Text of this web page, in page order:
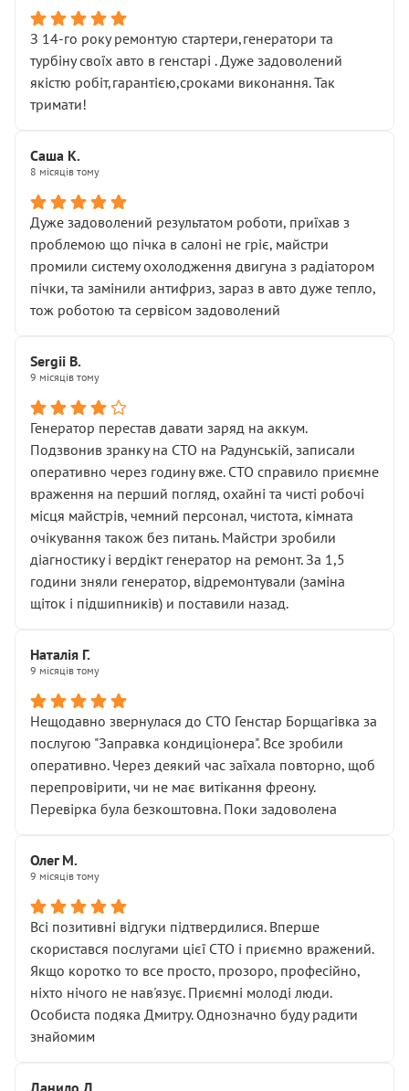
З 14-го року ремонтую стартери,генератори та
турбіну своїх авто в генстарі . Дуже задоволений
якістю робіт,гарантією,сроками виконання. Так
тримати!
Саша К.
8 місяців тому
Дуже задоволений результатом роботи, приїхав з
проблемою що пічка в салоні не гріє, майстри
промили систему охолодження двигуна з радіатором
пічки, та замінили антифриз, зараз в авто дуже тепло,
тож роботою та сервісом задоволений
Sergii B.
9 місяців тому
Генератор перестав давати заряд на аккум.
Подзвонив зранку на СТО на Радунській, записали
оперативно через годину вже. СТО справило приємне
враження на перший погляд, охайні та чисті робочі
місця майстрів, чемний персонал, чистота, кімната
очікування також без питань. Майстри зробили
діагностику і вердікт генератор на ремонт. За 1,5
години зняли генератор, відремонтували (заміна
щіток і підшипників) и поставили назад.
Наталія Г.
9 місяців тому
Нещодавно звернулася до СТО Генстар Борщагівка за
послугою "Заправка кондиціонера". Все зробили
оперативно. Через деякий час заїхала повторно, щоб
перепровірити, чи не має витікання фреону.
Перевірка була безкоштовна. Поки задоволена
Олег М.
9 місяців тому
Всі позитивні відгуки підтвердилися. Вперше
скористався послугами цієї СТО і приємно вражений.
Якщо коротко то все просто, прозоро, професійно,
ніхто нічого не нав'язує. Приємні молоді люди.
Особиста подяка Дмитру. Однозначно буду радити
знайомим
Данило Д.